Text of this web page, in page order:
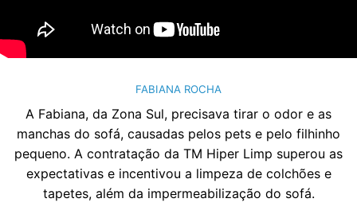
FABIANA ROCHA
A Fabiana, da Zona Sul, precisava tirar o odor e as
manchas do sofá, causadas pelos pets e pelo filhinho
pequeno. A contratação da TM Hiper Limp superou as
expectativas e incentivou a limpeza de colchões e
tapetes, além da impermeabilização do sofá.